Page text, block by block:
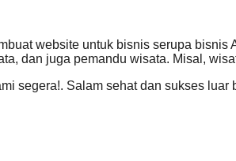
website untuk bisnis serupa
dan juga pemandu wisata. Misal,
segera!. Salam sehat dan sukses luar